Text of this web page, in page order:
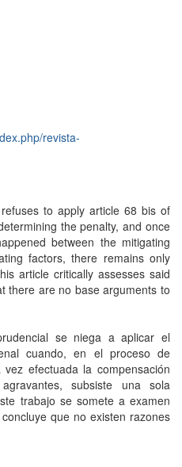
revista-
to apply article 68 bis of
the penalty, and once
between the mitigating
factors, there remains only
article critically assesses said
there are no base arguments to
se niega a aplicar el
cuando, en el proceso de
efectuada la compensación
subsiste una sola
trabajo se somete a examen
que no existen razones